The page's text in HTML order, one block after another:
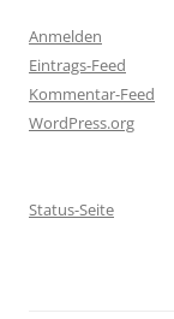
Anmelden
Eintrags-Feed
Kommentar-Feed
WordPress.org
Status-Seite